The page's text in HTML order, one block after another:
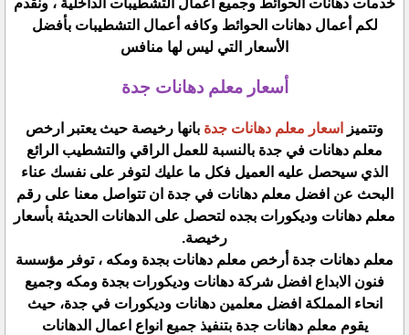
لكم أعمال دهانات الحوائط وكافه أعمال التشطيبات بأفضل
الأسعار التي ليس لها منافس
أسعار معلم دهانات جدة
وتتميز اسعار معلم دهانات جدة بانها رخيصة حيث يعتبر ارخص
معلم دهانات في جدة بالنسبة للعمل الراقي والتشطيب الرائع
الذي سيحصل عليه العميل فكل ما عليك لتوفر على نفسك عناء
البحث عن افضل معلم دهانات في جدة ان تتواصل معنا على رقم
معلم دهانات وديكورات بجده لتحصل على الدهانات الحديثة بأسعار
رخيصة.
معلم دهانات جدة أرخص معلم دهانات بجدة ومكه ، توفر مؤسسة
فنون الابداع افضل شركة دهانات وديكورات بجدة ومكه وجميع
انحاء المملكة افضل معلمين دهانات وديكورات في جدة، حيث
يقوم معلم دهانات جدة بتنفيذ جميع انواع اعمال الدهانات